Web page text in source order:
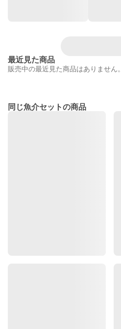
最近見た商品
販売中の最近見た商品はありません。
同じ魚介セットの商品